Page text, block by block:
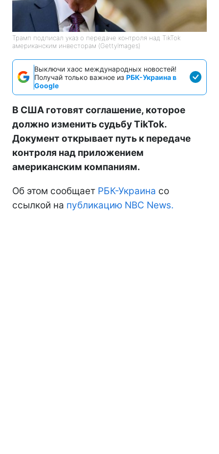
Трамп подписал указ о передаче контроля над TikTok
американским инвесторам (GettyImages)
Выключи хаос международных новостей!
Получай только важное из РБК-Украина в
Google
В США готовят соглашение, которое
должно изменить судьбу TikTok.
Документ открывает путь к передаче
контроля над приложением
американским компаниям.
Об этом сообщает РБК-Украина со
ссылкой на публикацию NBC News.